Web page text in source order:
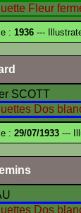
: 1936 ---
SCOTT
: 29/07/1933 ---